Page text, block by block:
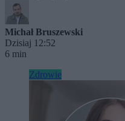
Michał Bruszewski
Dzisiaj 12:52
6 min
Zdrowie